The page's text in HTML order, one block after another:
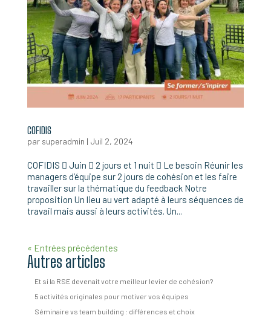
COFIDIS
par superadmin | Juil 2, 2024
COFIDIS  Juin  2 jours et 1 nuit  Le besoin Réunir les
managers d’équipe sur 2 jours de cohésion et les faire
travailler sur la thématique du feedback Notre
proposition Un lieu au vert adapté à leurs séquences de
travail mais aussi à leurs activités. Un...
« Entrées précédentes
Autres articles
Et si la RSE devenait votre meilleur levier de cohésion?
5 activités originales pour motiver vos équipes
Séminaire vs team building : différences et choix